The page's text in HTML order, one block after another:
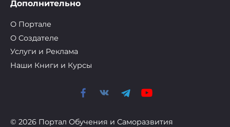
Дополнительно
О Портале
О Cоздателе
Услуги и Реклама
Наши Книги и Курсы
© 2026 Портал Обучения и Саморазвития